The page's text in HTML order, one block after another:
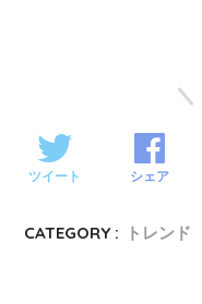
ツイート シェア
CATEGORY : トレンド